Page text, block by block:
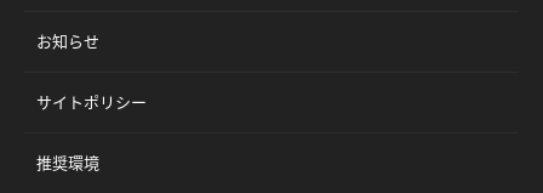
お知らせ
サイトポリシー
推奨環境